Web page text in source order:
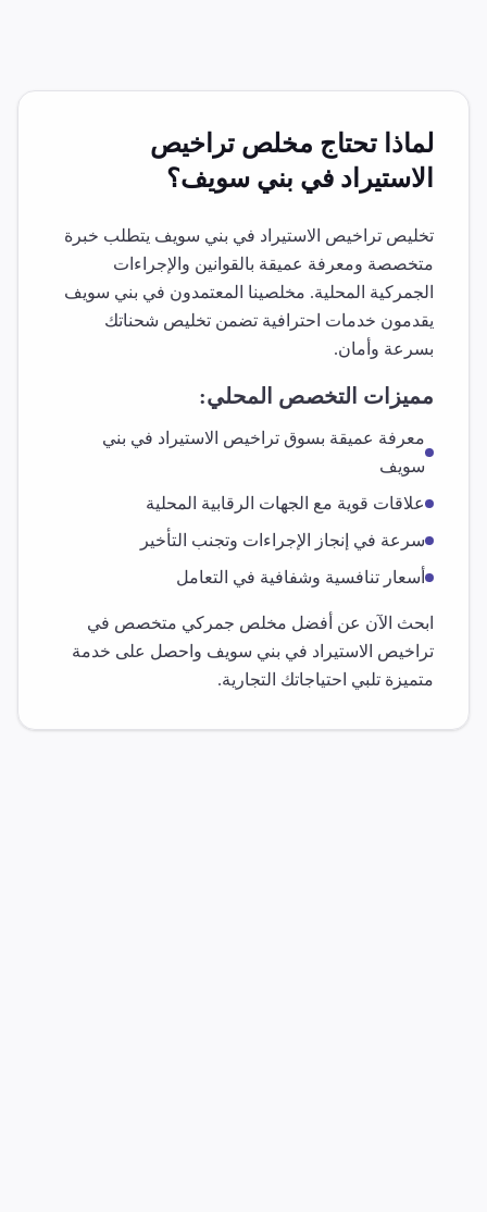
لماذا تحتاج مخلص تراخيص
الاستيراد في بني سويف؟
تخليص تراخيص الاستيراد في بني سويف يتطلب خبرة
متخصصة ومعرفة عميقة بالقوانين والإجراءات
الجمركية المحلية. مخلصينا المعتمدون في بني سويف
يقدمون خدمات احترافية تضمن تخليص شحناتك
بسرعة وأمان.
مميزات التخصص المحلي:
معرفة عميقة بسوق تراخيص الاستيراد في بني
سويف
علاقات قوية مع الجهات الرقابية المحلية
سرعة في إنجاز الإجراءات وتجنب التأخير
أسعار تنافسية وشفافية في التعامل
ابحث الآن عن أفضل مخلص جمركي متخصص في
تراخيص الاستيراد في بني سويف واحصل على خدمة
متميزة تلبي احتياجاتك التجارية.